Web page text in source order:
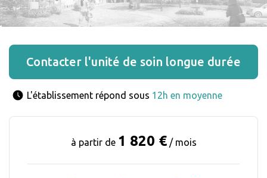
Contacter l'unité de soin longue durée
L'établissement répond sous 12h en moyenne
à partir de 1 820 €/ mois